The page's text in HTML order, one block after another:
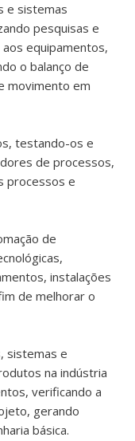
e sistemas
pesquisas e
equipamentos,
o balanço de
movimento em
testando-os e
de processos,
processos e
de
instalações
de melhorar o
sistemas e
na indústria
verificando a
gerando
básica.